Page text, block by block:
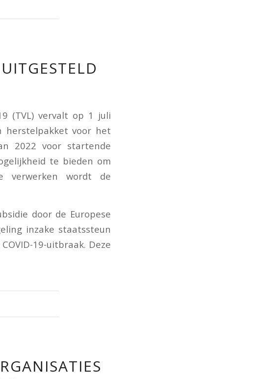
(TVL) vervalt op 1 juli
herstelpakket voor het
2022 voor startende
te bieden om
verwerken wordt de
door de Europese
inzake staatssteun
19-uitbraak. Deze